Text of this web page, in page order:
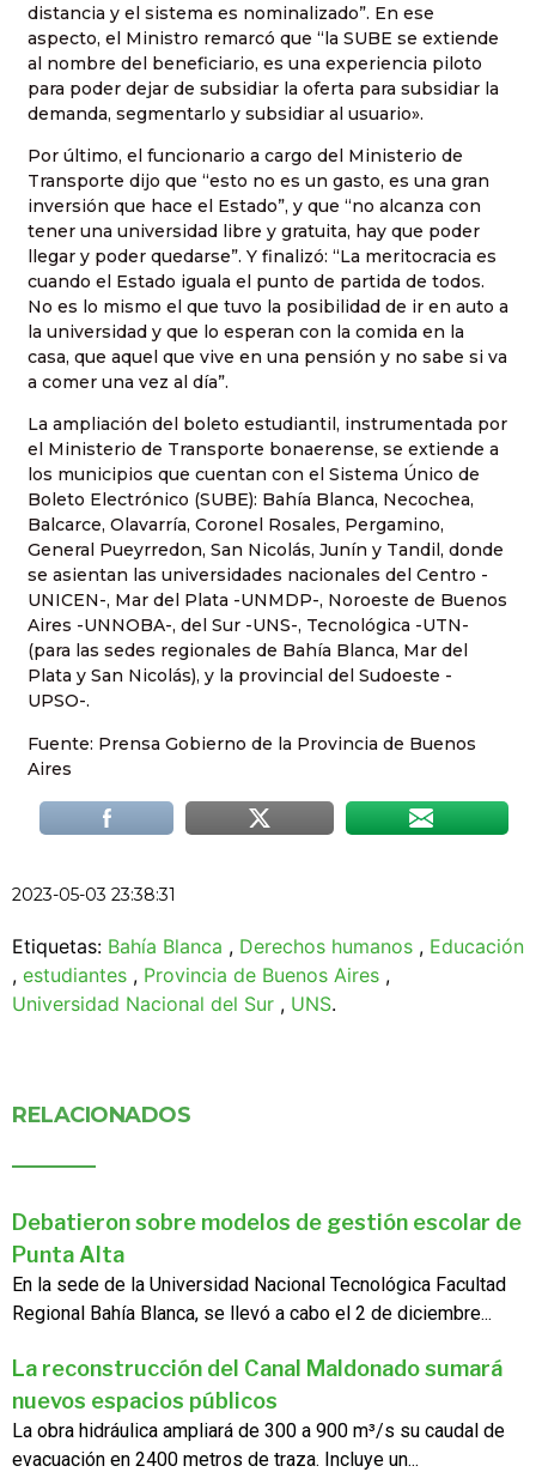
distancia y el sistema es nominalizado”. En ese
aspecto, el Ministro remarcó que “la SUBE se extiende
al nombre del beneficiario, es una experiencia piloto
para poder dejar de subsidiar la oferta para subsidiar la
demanda, segmentarlo y subsidiar al usuario».
Por último, el funcionario a cargo del Ministerio de
Transporte dijo que “esto no es un gasto, es una gran
inversión que hace el Estado”, y que “no alcanza con
tener una universidad libre y gratuita, hay que poder
llegar y poder quedarse”. Y finalizó: “La meritocracia es
cuando el Estado iguala el punto de partida de todos.
No es lo mismo el que tuvo la posibilidad de ir en auto a
la universidad y que lo esperan con la comida en la
casa, que aquel que vive en una pensión y no sabe si va
a comer una vez al día”.
La ampliación del boleto estudiantil, instrumentada por
el Ministerio de Transporte bonaerense, se extiende a
los municipios que cuentan con el Sistema Único de
Boleto Electrónico (SUBE): Bahía Blanca, Necochea,
Balcarce, Olavarría, Coronel Rosales, Pergamino,
General Pueyrredon, San Nicolás, Junín y Tandil, donde
se asientan las universidades nacionales del Centro -
UNICEN-, Mar del Plata -UNMDP-, Noroeste de Buenos
Aires -UNNOBA-, del Sur -UNS-, Tecnológica -UTN-
(para las sedes regionales de Bahía Blanca, Mar del
Plata y San Nicolás), y la provincial del Sudoeste -
UPSO-.
Fuente: Prensa Gobierno de la Provincia de Buenos
Aires
2023-05-03 23:38:31
Etiquetas: Bahía Blanca , Derechos humanos , Educación
, estudiantes , Provincia de Buenos Aires ,
Universidad Nacional del Sur , UNS.
RELACIONADOS
Debatieron sobre modelos de gestión escolar de
Punta Alta
En la sede de la Universidad Nacional Tecnológica Facultad
Regional Bahía Blanca, se llevó a cabo el 2 de diciembre...
La reconstrucción del Canal Maldonado sumará
nuevos espacios públicos
La obra hidráulica ampliará de 300 a 900 m³/s su caudal de
evacuación en 2400 metros de traza. Incluye un...